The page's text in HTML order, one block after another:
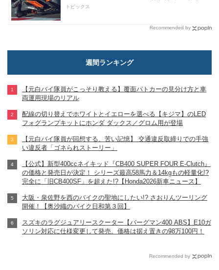
ンペーン」
トピックス
Recommended by
週間ランキング
【元白バイ隊員がこっそり教える】覆面パトカーの見分け方と車
両運用現場のリアル
配線の切り替えでホワイトとイエローを選べる【キジマ】のLED
フォグランプキットにホンダ ダックス／グロム用が登場
【元白バイ隊員が回想する、苦い記憶】 交通違反取締りでの手強
い違反者「ゴネられストーリー」
【公式】新型400ccネイキッド『CB400 SUPER FOUR E-Clutch』
の価格と発売日が決定！ シリーズ最高58馬力＆14kgもの軽量化!?
完全に「旧CB400SF」を超えた!?【Honda2026新車ニュース】
大阪・泉佐野を西のバイクの聖地にしたい!? さおりんツーリング
開催！【奥沙織のバイク日和第３回】
スズキのラグジュアリースクーター【バーグマン400 ABS】E10ガ
ソリン対応に仕様変更して発売。価格は据え置きの98万100円！
Recommended by